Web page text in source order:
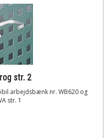
str. 2
arbejdsbænk nr. WB620 og
str. 1